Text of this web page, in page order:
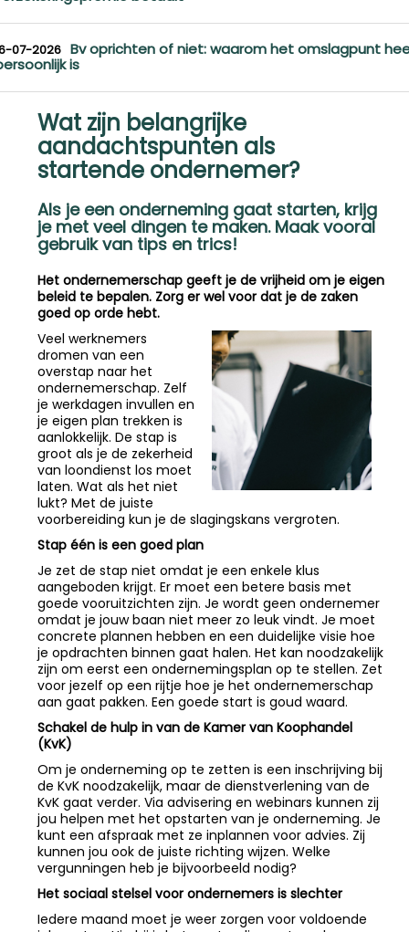
07-2026 Bv oprichten of niet: waarom het omslagpunt
is
Wat zijn belangrijke
aandachtspunten als
startende ondernemer?
Als je een onderneming gaat starten, krijg
je met veel dingen te maken. Maak vooral
gebruik van tips en trics!
Het ondernemerschap geeft je de vrijheid om je eigen
beleid te bepalen. Zorg er wel voor dat je de zaken
goed op orde hebt.
Veel werknemers
dromen van een
overstap naar het
ondernemerschap. Zelf
je werkdagen invullen en
je eigen plan trekken is
aanlokkelijk. De stap is
groot als je de zekerheid
van loondienst los moet
laten. Wat als het niet
lukt? Met de juiste
voorbereiding kun je de slagingskans vergroten.
Stap één is een goed plan
Je zet de stap niet omdat je een enkele klus
aangeboden krijgt. Er moet een betere basis met
goede vooruitzichten zijn. Je wordt geen ondernemer
omdat je jouw baan niet meer zo leuk vindt. Je moet
concrete plannen hebben en een duidelijke visie hoe
je opdrachten binnen gaat halen. Het kan noodzakelijk
zijn om eerst een ondernemingsplan op te stellen. Zet
voor jezelf op een rijtje hoe je het ondernemerschap
aan gaat pakken. Een goede start is goud waard.
Schakel de hulp in van de Kamer van Koophandel
(KvK)
Om je onderneming op te zetten is een inschrijving bij
de KvK noodzakelijk, maar de dienstverlening van de
KvK gaat verder. Via advisering en webinars kunnen zij
jou helpen met het opstarten van je onderneming. Je
kunt een afspraak met ze inplannen voor advies. Zij
kunnen jou ook de juiste richting wijzen. Welke
vergunningen heb je bijvoorbeeld nodig?
Het sociaal stelsel voor ondernemers is slechter
Iedere maand moet je weer zorgen voor voldoende